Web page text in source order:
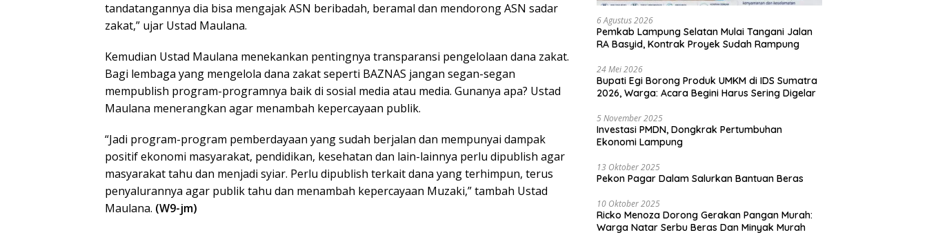
tandatangannya dia bisa mengajak ASN beribadah, beramal dan mendorong ASN sadar
zakat,” ujar Ustad Maulana.
Kemudian Ustad Maulana menekankan pentingnya transparansi pengelolaan dana zakat.
Bagi lembaga yang mengelola dana zakat seperti BAZNAS jangan segan-segan
mempublish program-programnya baik di sosial media atau media. Gunanya apa? Ustad
Maulana menerangkan agar menambah kepercayaan publik.
“Jadi program-program pemberdayaan yang sudah berjalan dan mempunyai dampak
positif ekonomi masyarakat, pendidikan, kesehatan dan lain-lainnya perlu dipublish agar
masyarakat tahu dan menjadi syiar. Perlu dipublish terkait dana yang terhimpun, terus
penyalurannya agar publik tahu dan menambah kepercayaan Muzaki,” tambah Ustad
Maulana. (W9-jm)
6 Agustus 2026
Pemkab Lampung Selatan Mulai Tangani Jalan
RA Basyid, Kontrak Proyek Sudah Rampung
24 Mei 2026
Bupati Egi Borong Produk UMKM di IDS Sumatra
2026, Warga: Acara Begini Harus Sering Digelar
5 November 2025
Investasi PMDN, Dongkrak Pertumbuhan
Ekonomi Lampung
13 Oktober 2025
Pekon Pagar Dalam Salurkan Bantuan Beras
10 Oktober 2025
Ricko Menoza Dorong Gerakan Pangan Murah:
Warga Natar Serbu Beras Dan Minyak Murah